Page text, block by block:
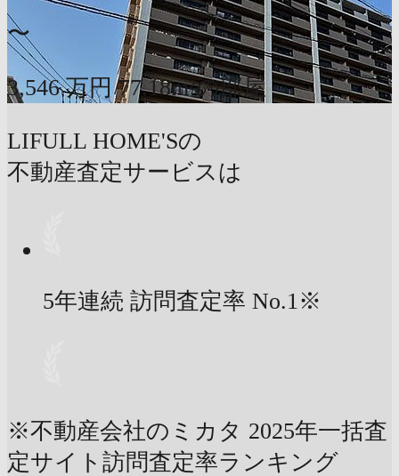
〜
3,546 万円 77.18m²の部屋
LIFULL HOME'Sの
不動産査定サービスは
5年連続 訪問査定率 No.1※
※不動産会社のミカタ 2025年一括査
定サイト訪問査定率ランキング